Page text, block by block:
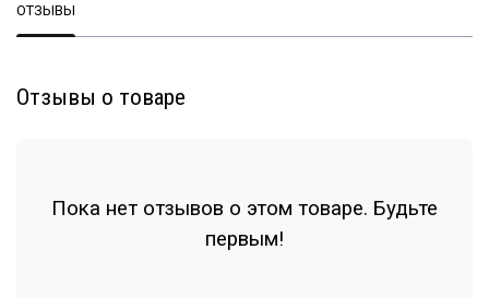
ОТЗЫВЫ
Отзывы о товаре
Пока нет отзывов о этом товаре. Будьте
первым!